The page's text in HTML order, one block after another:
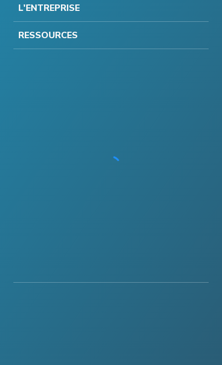
L'ENTREPRISE
RESSOURCES